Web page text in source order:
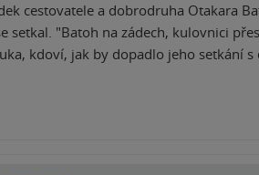
cestovatele a dobrodruha Otakara
setkal. "Batoh na zádech, kulovnici
kdoví, jak by dopadlo jeho setkání s